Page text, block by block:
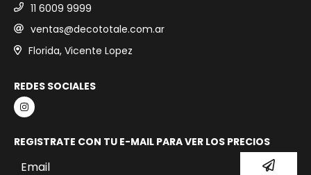
11 6009 9999
ventas@decototale.com.ar
Florida, Vicente Lopez
REDES SOCIALES
REGISTRATE CON TU E-MAIL PARA VER LOS PRECIOS